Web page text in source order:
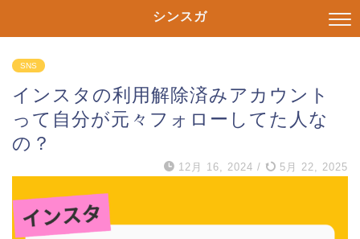
シンスガ
SNS
インスタの利用解除済みアカウント
って自分が元々フォローしてた人な
の？
12月 16, 2024 / 5月 22, 2025